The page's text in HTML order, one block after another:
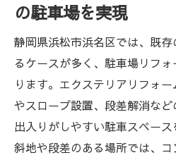
の駐車場を実現
静岡県浜松市浜名区では、既
るケースが多く、駐車場リフ
ります。エクステリアリフォ
やスロープ設置、段差解消な
出入りがしやすい駐車スペー
斜地や段差のある場所では、